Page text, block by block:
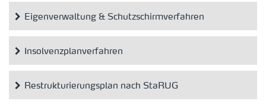
Eigenverwaltung & Schutzschirmverfahren
Insolvenzplanverfahren
Restrukturierungsplan nach StaRUG